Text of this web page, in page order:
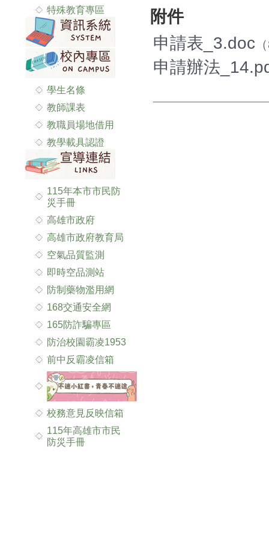
特殊教育專區
學生名條
教師課表
教職員場地借用
教學載具認證
115年本市市民防
災手冊
高雄市政府
高雄市政府教育局
空氣品質監測
即時空品測站
防制藥物濫用網
168交通安全網
165防詐騙專區
防治校園霸凌1953
前中反霸凌信箱
校務意見反映信箱
115年高雄市市民
防災手冊
附件
申請表_3.doc
申請辦法